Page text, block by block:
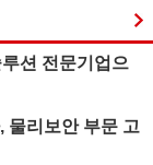
션 전문기업으
물리보안 부문 고